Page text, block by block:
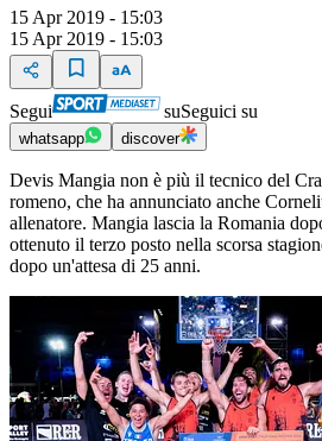
15 Apr 2019 - 15:03
15 Apr 2019 - 15:03
Segui suSeguici su
whatsapp discover
Devis Mangia non è più il tecnico del
romeno, che ha annunciato anche
allenatore. Mangia lascia la Romania
ottenuto il terzo posto nella scorsa
dopo un'attesa di 25 anni.